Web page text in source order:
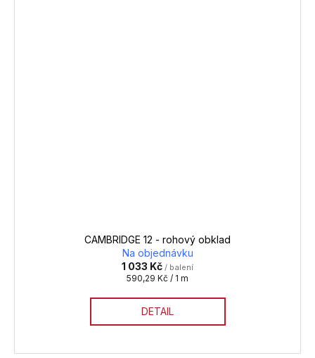
CAMBRIDGE 12 - rohový obklad
Na objednávku
1 033 Kč / balení
Měrná
590,29 Kč / 1 m
DETAIL